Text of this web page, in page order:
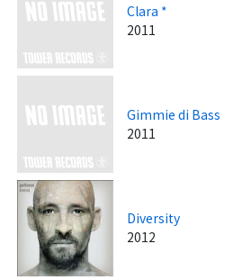
Clara *
2011
Gimmie di Bass
2011
Diversity
2012